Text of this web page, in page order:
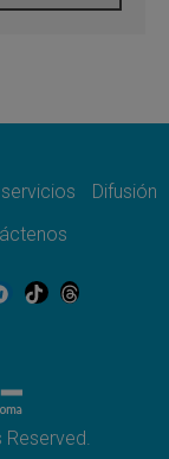
solo la
en el
del
Difusión
Reserved.